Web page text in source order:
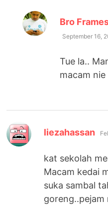
Bro
September 16,
Tue la..
macam
liezahassan
kat sekolah
Macam kedai
suka sambal
goreng..pejam